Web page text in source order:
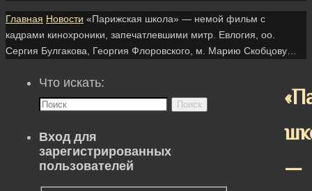
Главная Новости «Парижская школа» — немой фильм с
кадрами кинохроники, запечатлевшими митр. Евлогия, оо.
Сергия Булгакова, Георгия Флоровского, м. Марию Скобцову…
—
Что искать:
Поиск
Вход для
зарегистрированных
пользователей